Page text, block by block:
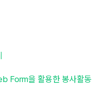
Form을 활용한 봉사활동